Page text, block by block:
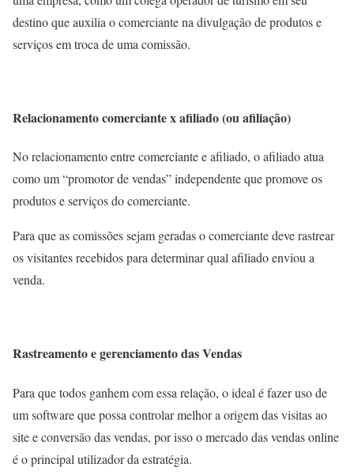
destino que auxilia o comerciante na divulgação de produtos e
serviços em troca de uma comissão.
Relacionamento comerciante x afiliado (ou afiliação)
No relacionamento entre comerciante e afiliado, o afiliado atua
como um “promotor de vendas” independente que promove os
produtos e serviços do comerciante.
Para que as comissões sejam geradas o comerciante deve rastrear
os visitantes recebidos para determinar qual afiliado enviou a
venda.
Rastreamento e gerenciamento das Vendas
Para que todos ganhem com essa relação, o ideal é fazer uso de
um software que possa controlar melhor a origem das visitas ao
site e conversão das vendas, por isso o mercado das vendas online
é o principal utilizador da estratégia.